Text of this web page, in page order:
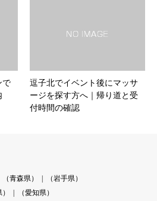
で
逗子北でイベント後にマッサ
ージを探す方へ｜帰り道と受
付時間の確認
（青森県）
（岩手県）
（愛知県）